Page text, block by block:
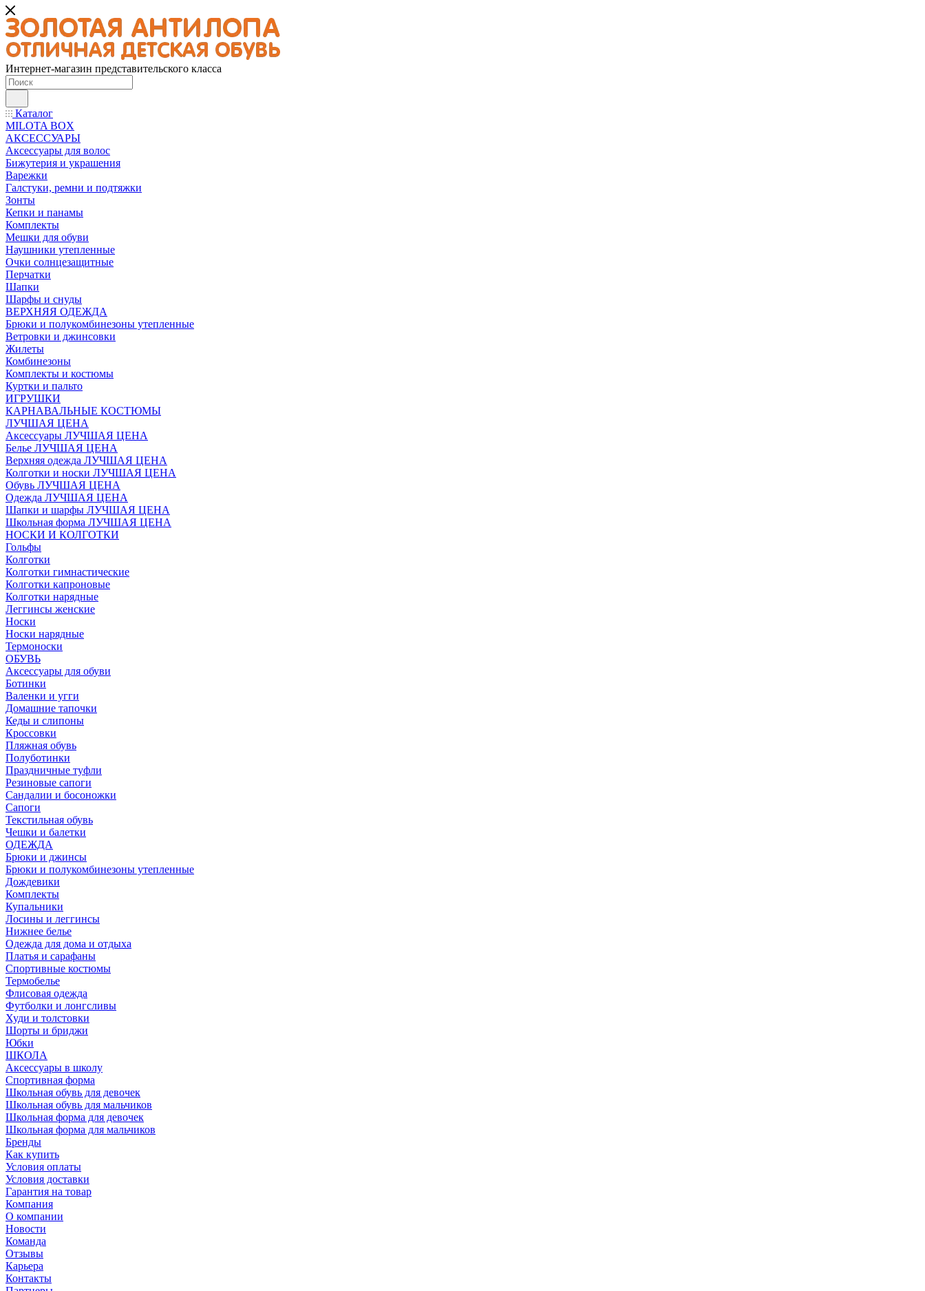
Интернет-магазин представительского класса
Каталог
MILOTA BOX
АКСЕССУАРЫ
Аксессуары для волос
Бижутерия и украшения
Варежки
Галстуки, ремни и подтяжки
Зонты
Кепки и панамы
Комплекты
Мешки для обуви
Наушники утепленные
Очки солнцезащитные
Перчатки
Шапки
Шарфы и снуды
ВЕРХНЯЯ ОДЕЖДА
Брюки и полукомбинезоны утепленные
Ветровки и джинсовки
Жилеты
Комбинезоны
Комплекты и костюмы
Куртки и пальто
ИГРУШКИ
КАРНАВАЛЬНЫЕ КОСТЮМЫ
ЛУЧШАЯ ЦЕНА
Аксессуары ЛУЧШАЯ ЦЕНА
Белье ЛУЧШАЯ ЦЕНА
Верхняя одежда ЛУЧШАЯ ЦЕНА
Колготки и носки ЛУЧШАЯ ЦЕНА
Обувь ЛУЧШАЯ ЦЕНА
Одежда ЛУЧШАЯ ЦЕНА
Шапки и шарфы ЛУЧШАЯ ЦЕНА
Школьная форма ЛУЧШАЯ ЦЕНА
НОСКИ И КОЛГОТКИ
Гольфы
Колготки
Колготки гимнастические
Колготки капроновые
Колготки нарядные
Леггинсы женские
Носки
Носки нарядные
Термоноски
ОБУВЬ
Аксессуары для обуви
Ботинки
Валенки и угги
Домашние тапочки
Кеды и слипоны
Кроссовки
Пляжная обувь
Полуботинки
Праздничные туфли
Резиновые сапоги
Сандалии и босоножки
Сапоги
Текстильная обувь
Чешки и балетки
ОДЕЖДА
Брюки и джинсы
Брюки и полукомбинезоны утепленные
Дождевики
Комплекты
Купальники
Лосины и леггинсы
Нижнее белье
Одежда для дома и отдыха
Платья и сарафаны
Спортивные костюмы
Термобелье
Флисовая одежда
Футболки и лонгсливы
Худи и толстовки
Шорты и бриджи
Юбки
ШКОЛА
Аксессуары в школу
Спортивная форма
Школьная обувь для девочек
Школьная обувь для мальчиков
Школьная форма для девочек
Школьная форма для мальчиков
Бренды
Как купить
Условия оплаты
Условия доставки
Гарантия на товар
Компания
О компании
Новости
Команда
Отзывы
Карьера
Контакты